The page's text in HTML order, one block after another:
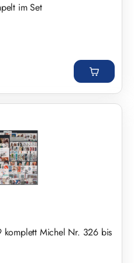
im Set
komplett Michel Nr. 326 bis